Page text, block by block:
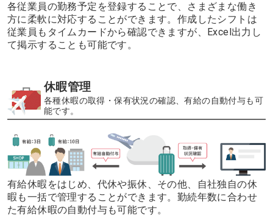
各従業員の勤務予定を登録することで、さまざまな働き
方に柔軟に対応することができます。 作成したシフトは
従業員もタイムカードから確認できますが、Excel出力し
て掲示することも可能です。
休暇管理
各種休暇の取得・保有状況の確認、有給の自動付与も可
能です。
有給休暇をはじめ、代休や振休、その他、自社独自の休
暇も一括で管理することができます。 勤続年数に合わせ
た有給休暇の自動付与も可能です。